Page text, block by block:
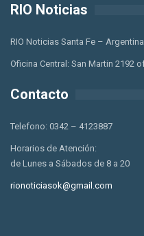
RIO Noticias
RIO Noticias Santa Fe –
Oficina Central: San Martin 2192
Contacto
Telefono: 0342 – 4123887
Horarios de Atención:
de Lunes a Sábados de 8 a 20
rionoticiasok@gmail.com